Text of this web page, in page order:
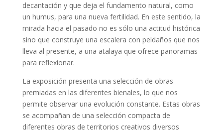
decantación y que deja el fundamento natural, como
un humus, para una nueva fertilidad. En este sentido, la
mirada hacia el pasado no es sólo una actitud histórica
sino que construye una escalera con peldaños que nos
lleva al presente, a una atalaya que ofrece panoramas
para reflexionar.
La exposición presenta una selección de obras
premiadas en las diferentes bienales, lo que nos
permite observar una evolución constante. Estas obras
se acompañan de una selección compacta de
diferentes obras de territorios creativos diversos